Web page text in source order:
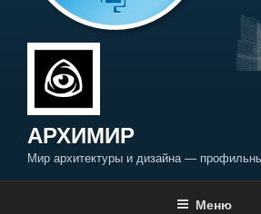
АРХИМИР
Мир архитектуры и дизайна —
Меню